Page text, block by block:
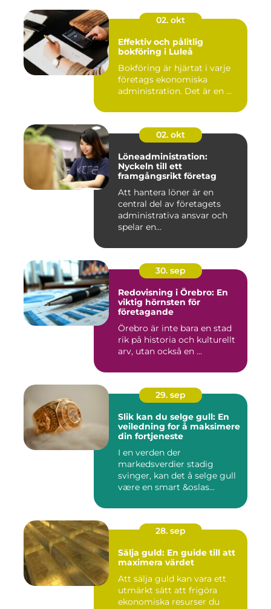
02. okt
Effektiv och pålitlig
bokföring i Luleå
Bokföring är hjärtat i varje
företags ekonomiska
administration. Det är en ...
02. okt
Löneadministration:
Nyckeln till ett
framgångsrikt företag
Att hantera löner är en
central del av företagets
administrativa ansvar och
spelar en...
30. sep
Redovisning i Örebro: En
viktig hörnsten för
företagande
Örebro är inte bara en stad
rik på historia och kulturellt
arv, utan också en ...
29. sep
Slik kan du selge gull: En
veiledning for å maksimere
din fortjeneste
I en verden der
markedsverdier stadig
svinger, kan det å selge gull
være en smart &oslas...
28. sep
Sälja guld: En guide till att
maximera värdet
Att sälja guld kan vara ett
utmärkt sätt att frigöra
ekonomiska resurser du